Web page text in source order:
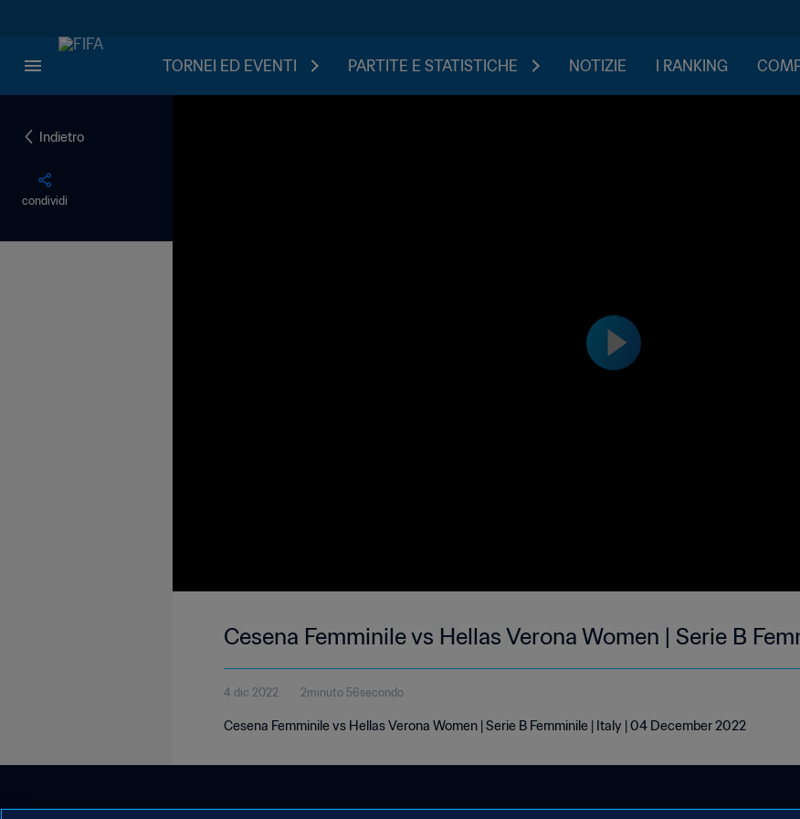
TORNEI ED EVENTI PARTITE E STATISTICHE NOTIZIE I RANKING
Indietro
condividi
Cesena Femminile vs Hellas Verona Women | Serie B
4 dic 2022 2minuto 56secondo
Cesena Femminile vs Hellas Verona Women | Serie B Femminile | Italy | 04 December 2022